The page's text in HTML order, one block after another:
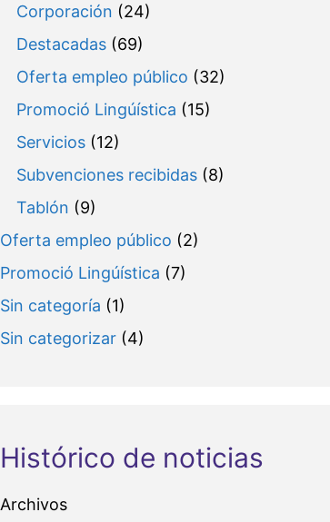
Corporación (24)
Destacadas(69)
Oferta empleo público (32)
Promoció Lingúística (15)
Servicios(12)
Subvenciones recibidas(8)
Tablón (9)
Oferta empleo público (2)
Promoció Lingúística (7)
Sin categoría (1)
Sin categorizar(4)
Histórico de noticias
Archivos